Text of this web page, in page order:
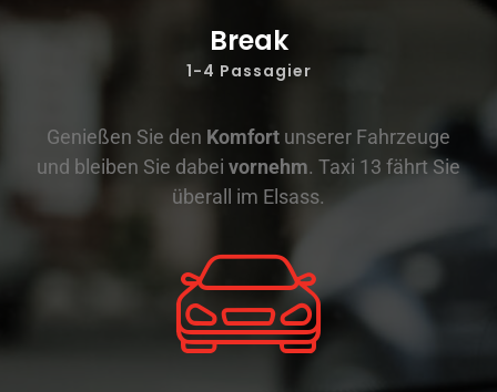
Break
1-4 Passagier
Genießen Sie den Komfort unserer Fahrzeuge
und bleiben Sie dabei vornehm. Taxi 13 fährt Sie
überall im Elsass.